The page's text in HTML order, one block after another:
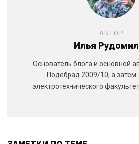
АВТОР
Илья
Основатель блога и основной
Подебрад 2009/10, а затем
электротехнического